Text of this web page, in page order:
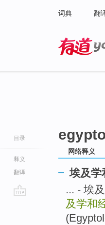
词典 翻
目录
释义
翻译
网络释义
埃及学
... - 埃
及学和